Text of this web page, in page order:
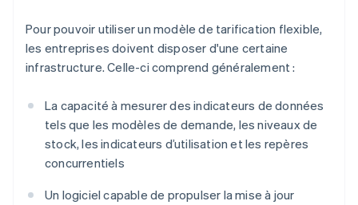
Pour pouvoir utiliser un modèle de tarification flexible,
les entreprises doivent disposer d'une certaine
infrastructure. Celle-ci comprend généralement :
La capacité à mesurer des indicateurs de données
tels que les modèles de demande, les niveaux de
stock, les indicateurs d’utilisation et les repères
concurrentiels
Un logiciel capable de propulser la mise à jour